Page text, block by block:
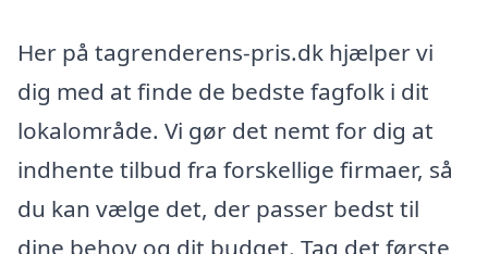
Her på tagrenderens-pris.dk hjælper vi
dig med at finde de bedste fagfolk i dit
lokalområde. Vi gør det nemt for dig at
indhente tilbud fra forskellige firmaer, så
du kan vælge det, der passer bedst til